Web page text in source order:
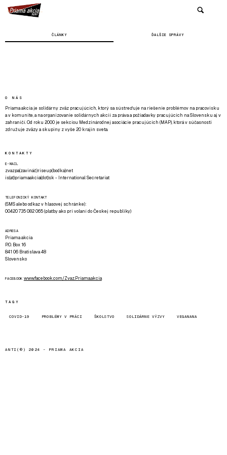
ČLÁNKY ĎALŠIE SPRÁVY
O NÁS
Priama akcia je solidárny zväz pracujúcich, ktorý sa sústreďuje na riešenie problémov na pracovisku
a v komunite, a na organizovanie solidárnych akcií za práva a požiadavky pracujúcich na Slovensku aj v
zahraničí. Od roku 2000 je sekciou Medzinárodnej asociácie pracujúcich (MAP), ktorá v súčasnosti
združuje zväzy a skupiny z vyše 20 krajín sveta.
KONTAKTY
E-MAIL
zvazpa(zavináč)riseup(bodka)net
is(at)priamaakcia(dot)sk - International Secretariat
TELEFONICKÝ KONTAKT
(SMS alebo odkaz v hlasovej schránke):
00420 735 082 065 (platby ako pri volaní do Českej republiky)
ADRESA
Priama akcia
P.O. Box 16
841 06 Bratislava 48
Slovensko
FACEBOOK www.facebook.com/Zvaz.Priama.akcia
TAGY
COVID-19 PROBLÉMY V PRÁCI ŠKOLSTVO SOLIDÁRNE VÝZVY VEGANANA
ANTI(©) 2024 - PRIAMA AKCIA